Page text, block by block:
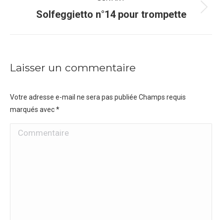
Projets
Solfeggietto n°14 pour trompette
Laisser un commentaire
Votre adresse e-mail ne sera pas publiée Champs requis
marqués avec*
Commentaire